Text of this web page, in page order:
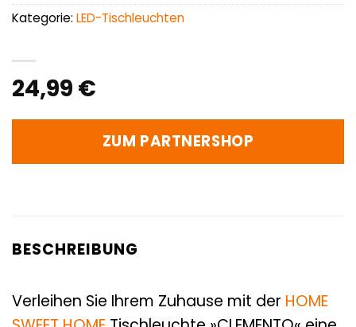
24,99 €
ZUM PARTNERSHOP
Kategorie: LED-Tischleuchten
BESCHREIBUNG
Verleihen Sie Ihrem Zuhause mit der HOME